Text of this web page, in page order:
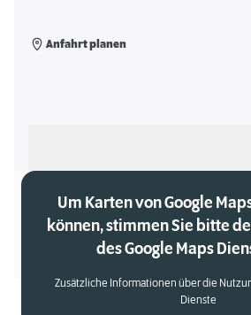
Anfahrt planen
Um Karten von Google
können, stimmen Sie bitte
des Google Maps
Zusätzliche Informationen über die
Dienste